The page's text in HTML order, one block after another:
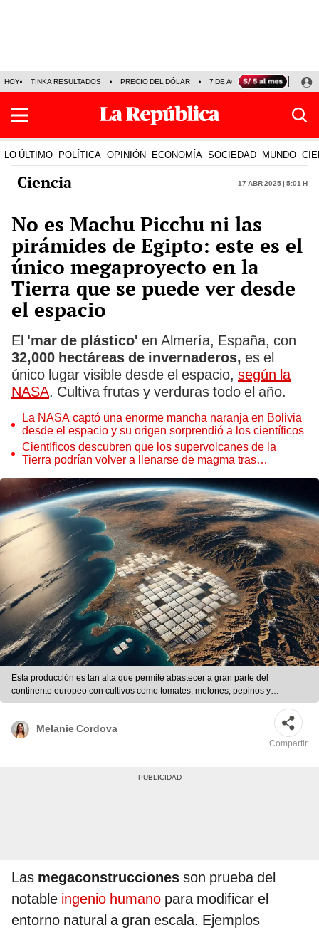
HOY TINKA RESULTADOS PRECIO DEL DÓLAR 7 DE AGOSTO OLLANTA
LO ÚLTIMO POLÍTICA OPINIÓN ECONOMÍA SOCIEDAD MUNDO
Ciencia 17 Abr 2025 | 5:01 h
No es Machu Picchu ni las
pirámides de Egipto: este es el
único megaproyecto en la
Tierra que se puede ver desde
el espacio
El 'mar de plástico' en Almería, España, con
32,000 hectáreas de invernaderos, es el
único lugar visible desde el espacio, según la
NASA. Cultiva frutas y verduras todo el año.
La NASA captó una enorme mancha naranja en Bolivia
desde el espacio y su origen sorprendió a los científicos
Científicos descubren que los supervolcanes de la
Tierra podrían volver a llenarse de magma tras
Esta producción es tan alta que permite abastecer a gran parte del
continente europeo con cultivos como tomates, melones, pepinos y
pimientos. Foto: Dall-e
Melanie Cordova
Compartir
Las megaconstrucciones son prueba del
notable ingenio humano para modificar el
entorno natural a gran escala. Ejemplos